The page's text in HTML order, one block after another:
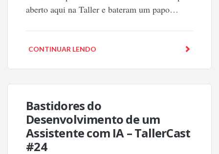
aberto aqui na Taller e bateram um papo…
CONTINUAR LENDO
Bastidores do
Desenvolvimento de um
Assistente com IA – TallerCast
#24